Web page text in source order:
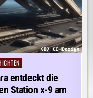
entdeckt die
Station x-9 am